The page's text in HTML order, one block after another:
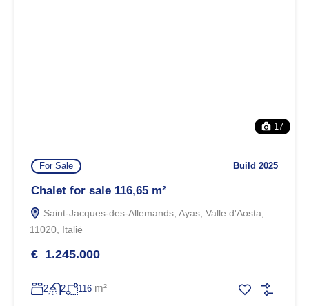
17
For Sale Build 2025
Chalet for sale 116,65 m²
Saint-Jacques-des-Allemands, Ayas, Valle d'Aosta,
11020, Italië
€ 1.245.000
2 2 116 m²